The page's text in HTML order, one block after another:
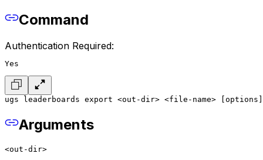
Command
Authentication Required:
Yes
ugs leaderboards export <out-dir> <file-name> [options]
Arguments
<out-dir>